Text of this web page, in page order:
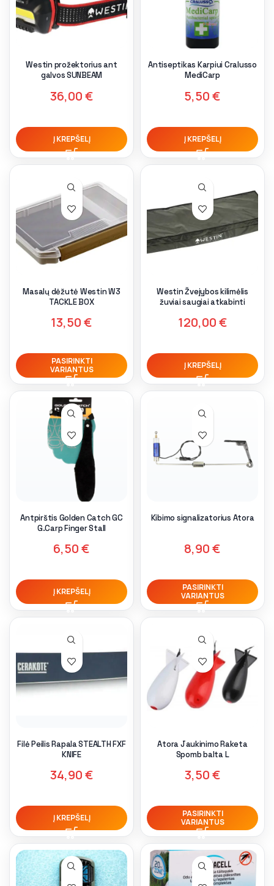
Westin prožektorius ant
galvos SUNBEAM
36,00€
Į KREPŠELĮ
Antiseptikas Karpiui Cralusso
MediCarp
5,50€
Į KREPŠELĮ
Masalų dėžutė Westin W3
TACKLE BOX
13,50€
PASIRINKTI
VARIANTUS
Westin Žvejybos kilimėlis
žuviai saugiai atkabinti
120,00€
Į KREPŠELĮ
Antpirštis Golden Catch GC
G.Carp Finger Stall
6,50€
Į KREPŠELĮ
Kibimo signalizatorius Atora
8,90€
PASIRINKTI
VARIANTUS
Filė Peilis Rapala STEALTH FXF
KNIFE
34,90€
Į KREPŠELĮ
Atora Jaukinimo Raketa
Spomb balta L
3,50€
PASIRINKTI
VARIANTUS